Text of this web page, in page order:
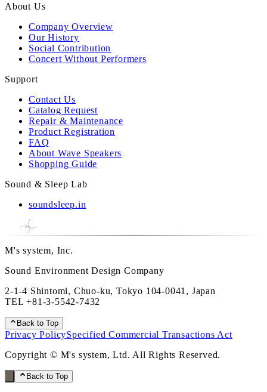
About Us
Company Overview
Our History
Social Contribution
Concert Without Performers
Support
Contact Us
Catalog Request
Repair & Maintenance
Product Registration
FAQ
About Wave Speakers
Shopping Guide
Sound & Sleep Lab
soundsleep.in
M's system, Inc.
Sound Environment Design Company
2-1-4 Shintomi, Chuo-ku, Tokyo 104-0041, Japan
TEL+81-3-5542-7432
Back to Top
Privacy PolicySpecified Commercial Transactions Act
Copyright © M's system, Ltd. All Rights Reserved.
Back to Top